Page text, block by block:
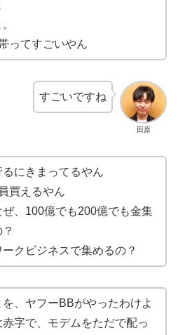
ってすごいやん
田原
すごいですね
にきまってるやん
買えるやん
、100億でも200億でも金集
クビジネスで集めるの？
、ヤフーBBがやったわけよ
赤字で、モデムをただで配っ